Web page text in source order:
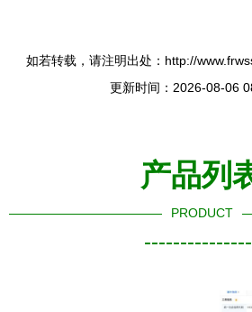
如若转载，请注明出处：http://
更新时间：2026-08-06
产品列
PRODUCT